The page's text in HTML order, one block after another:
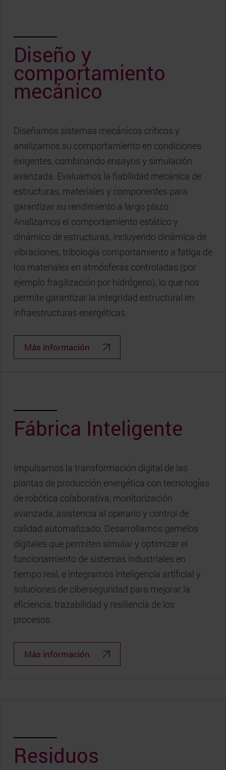
Diseño y
comportamiento
mecánico
Diseñamos sistemas mecánicos críticos y
analizamos su comportamiento en condiciones
exigentes, combinando ensayos y simulación
avanzada. Evaluamos la fiabilidad mecánica de
estructuras, materiales y componentes para
garantizar su rendimiento a largo plazo.
Analizamos el comportamiento estático y
dinámico de estructuras, incluyendo dinámica de
vibraciones, tribología comportamiento a fatiga de
los materiales en atmósferas controladas (por
ejemplo fragilización por hidrógeno), lo que nos
permite garantizar la integridad estructural en
infraestructuras energéticas.
Más información
Fábrica Inteligente
Impulsamos la transformación digital de las
plantas de producción energética con tecnologías
de robótica colaborativa, monitorización
avanzada, asistencia al operario y control de
calidad automatizado. Desarrollamos gemelos
digitales que permiten simular y optimizar el
funcionamiento de sistemas industriales en
tiempo real, e integramos inteligencia artificial y
soluciones de ciberseguridad para mejorar la
eficiencia, trazabilidad y resiliencia de los
procesos.
Más información
Residuos